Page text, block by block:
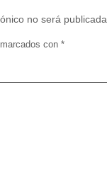
no será
con *